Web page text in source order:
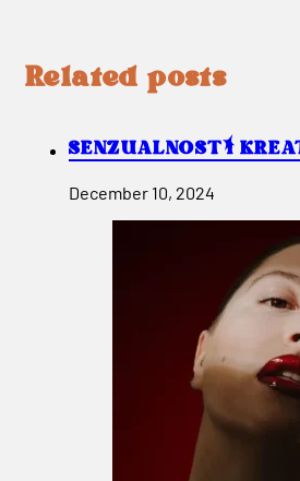
Related posts
SENZUALNOST I
December 10, 2024